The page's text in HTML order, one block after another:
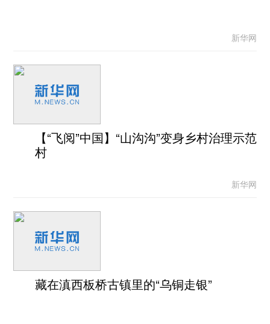
新华网
【“飞阅”中国】“山沟沟”变身乡村治理示范
村
新华网
藏在滇西板桥古镇里的“乌铜走银”